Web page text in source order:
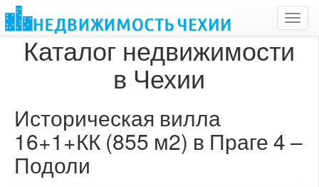
Каталог недвижимости
в Чехии
Историческая вилла
16+1+КК (855 м2) в Праге 4 –
Подоли